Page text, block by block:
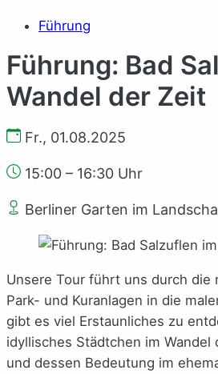
Führung
Führung: Bad
Wandel der Zeit
Fr., 01.08.2025
15:00 – 16:30 Uhr
Berliner Garten im
Unsere Tour führt uns durch die
Park- und Kuranlagen in die
gibt es viel Erstaunliches zu
idyllisches Städtchen im Wandel
und dessen Bedeutung im